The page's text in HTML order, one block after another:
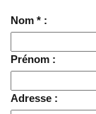
Nom * :
Prénom :
Adresse :